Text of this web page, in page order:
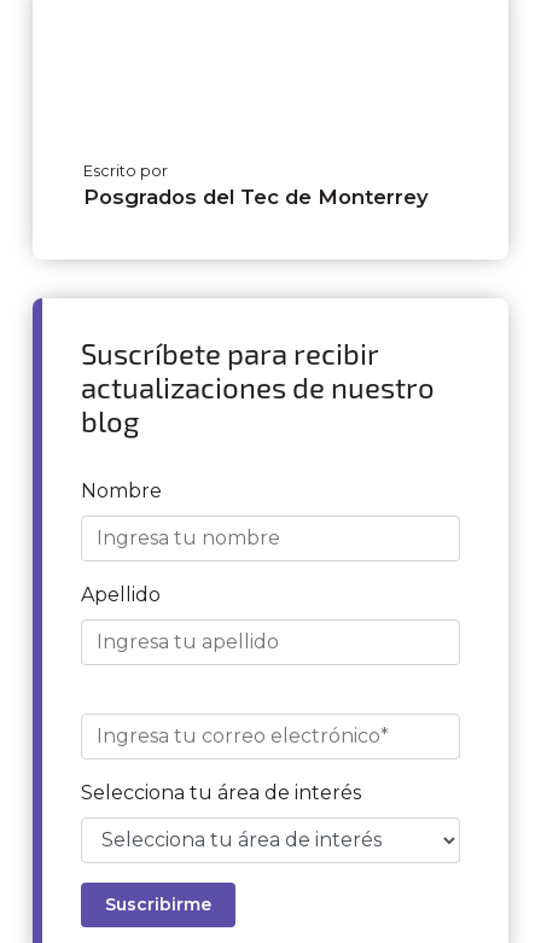
Escrito por
Posgrados del Tec de Monterrey
Suscríbete para recibir
actualizaciones de nuestro
blog
Nombre
Apellido
Selecciona tu área de interés